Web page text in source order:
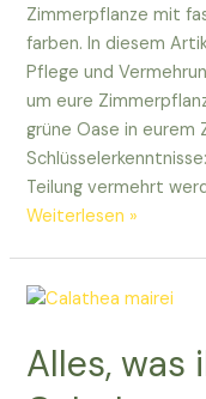
Zimmerpflanze mit
farben. In diesem
Pflege und
um eure
grüne Oase in eurem
Teilung vermehrt
Alles
Calathea
Pflege,
Vermehrung
Weiterlesen »
Alles, was